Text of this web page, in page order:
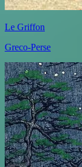
Le Griffon
Greco-Perse